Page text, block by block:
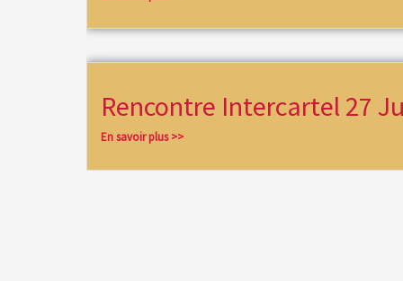
Rencontre Intercartel 27
En savoir plus >>